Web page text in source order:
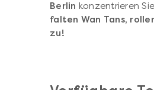
Berlin konzentrieren
falten Wan Tans,
zu!